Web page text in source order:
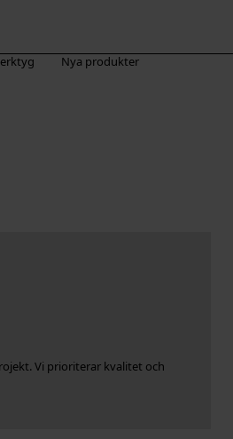
Nya produkter
Vi prioriterar kvalitet och